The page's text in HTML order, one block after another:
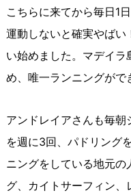
こちらに来てから毎日1
運動しないと確実やばい
い始めました。マデイ
め、唯一ランニングがで
アンドレイアさんも毎
を週に3回、パドリング
ニングをしている地元
グ、カイトサーフィン、